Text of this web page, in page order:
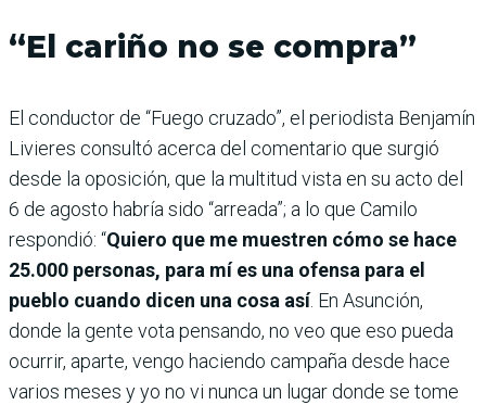
“El cariño no se compra”
El conductor de “Fuego cruzado”, el periodista Benjamín
Livieres consultó acerca del comentario que surgió
desde la oposición, que la multitud vista en su acto del
6 de agosto habría sido “arreada”; a lo que Camilo
respondió: “Quiero que me muestren cómo se hace
25.000 personas, para mí es una ofensa para el
pueblo cuando dicen una cosa así. En Asunción,
donde la gente vota pensando, no veo que eso pueda
ocurrir, aparte, vengo haciendo campaña desde hace
varios meses y yo no vi nunca un lugar donde se tome